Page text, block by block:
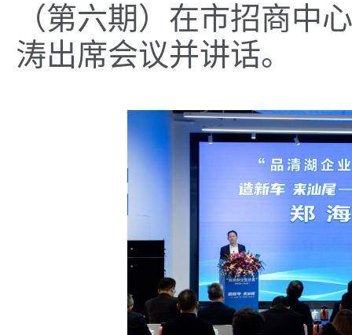
（第六期）在市招商中
涛出席会议并讲话。